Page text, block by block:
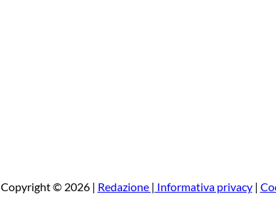
Copyright © 2026 | Redazione | Informativa privacy|